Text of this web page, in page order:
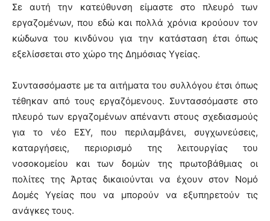
Σε αυτή την κατεύθυνση είμαστε στο πλευρό των
εργαζομένων, που εδώ και πολλά χρόνια κρούουν τον
κώδωνα του κινδύνου για την κατάσταση έτσι όπως
εξελίσσεται στο χώρο της Δημόσιας Υγείας.
Συντασσόμαστε με τα αιτήματα του συλλόγου έτσι όπως
τέθηκαν από τους εργαζόμενους. Συντασσόμαστε στο
πλευρό των εργαζομένων απέναντι στους σχεδιασμούς
για το νέο ΕΣΥ, που περιλαμβάνει, συγχωνεύσεις,
καταργήσεις, περιορισμό της λειτουργίας του
νοσοκομείου και των δομών της πρωτοβάθμιας οι
πολίτες της Άρτας δικαιούνται να έχουν στον Νομό
Δομές Υγείας που να μπορούν να εξυπηρετούν τις
ανάγκες τους.